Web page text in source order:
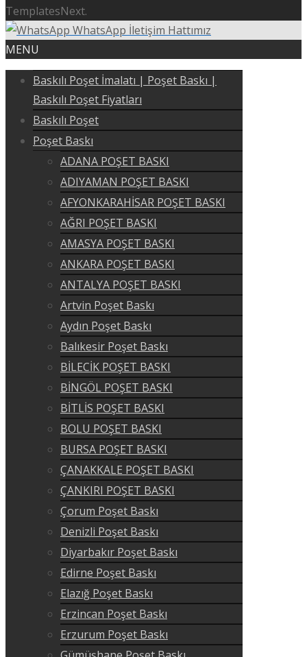
TemplatesNext.
WhatsApp İletişim Hattımız
MENU
Baskılı Poşet İmalatı | Poşet Baskı |
Baskılı Poşet Fiyatları
Baskılı Poşet
Poşet Baskı
ADANA POŞET BASKI
ADIYAMAN POŞET BASKI
AFYONKARAHİSAR POŞET BASKI
AĞRI POŞET BASKI
AMASYA POŞET BASKI
ANKARA POŞET BASKI
ANTALYA POŞET BASKI
Artvin Poşet Baskı
Aydın Poşet Baskı
Balıkesir Poşet Baskı
BİLECİK POŞET BASKI
BİNGÖL POŞET BASKI
BİTLİS POŞET BASKI
BOLU POŞET BASKI
BURSA POŞET BASKI
ÇANAKKALE POŞET BASKI
ÇANKIRI POŞET BASKI
Çorum Poşet Baskı
Denizli Poşet Baskı
Diyarbakır Poşet Baskı
Edirne Poşet Baskı
Elazığ Poşet Baskı
Erzincan Poşet Baskı
Erzurum Poşet Baskı